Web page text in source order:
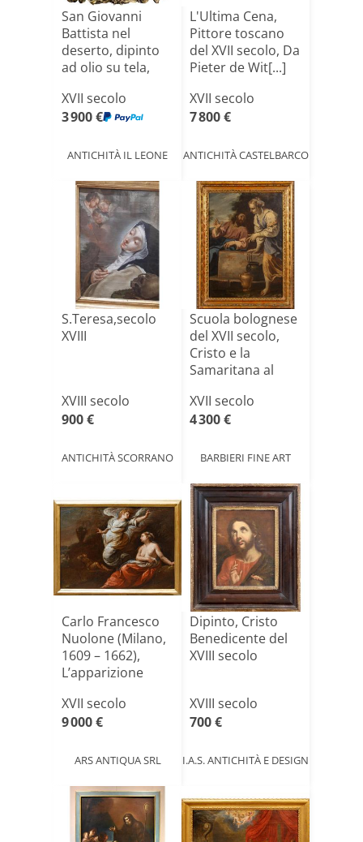
San Giovanni
Battista nel
deserto, dipinto
ad olio su tela,
XVII secolo
3 900 €
ANTICHITÀ IL LEONE
L'Ultima Cena,
Pittore toscano
del XVII secolo, Da
Pieter de Wit[...]
XVII secolo
7 800 €
ANTICHITÀ CASTELBARCO
S.Teresa,secolo
XVIII
XVIII secolo
900 €
ANTICHITÀ SCORRANO
Scuola bolognese
del XVII secolo,
Cristo e la
Samaritana al
XVII secolo
4 300 €
BARBIERI FINE ART
Carlo Francesco
Nuolone (Milano,
1609 – 1662),
L’apparizione
XVII secolo
9 000 €
ARS ANTIQUA SRL
Dipinto, Cristo
Benedicente del
XVIII secolo
XVIII secolo
700 €
I.A.S. ANTICHITÀ E DESIGN